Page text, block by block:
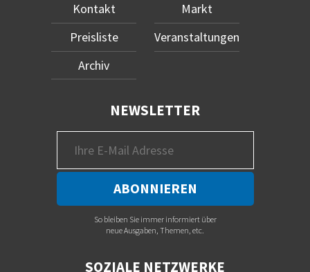
Kontakt
Preisliste
Archiv
Markt
Veranstaltungen
NEWSLETTER
So bleiben Sie immer informiert über
neue Ausgaben, Themen, etc.
SOZIALE NETZWERKE